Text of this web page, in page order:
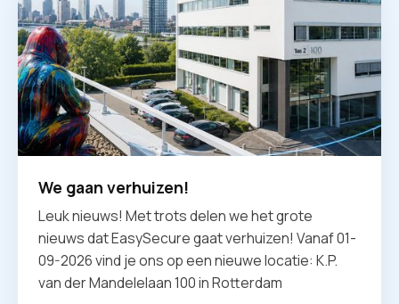
We gaan verhuizen!
Leuk nieuws! Met trots delen we het grote
nieuws dat EasySecure gaat verhuizen! Vanaf 01-
09-2026 vind je ons op een nieuwe locatie: K.P.
van der Mandelelaan 100 in Rotterdam